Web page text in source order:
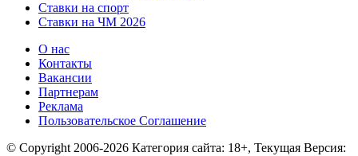
Ставки на спорт
Ставки на ЧМ 2026
О нас
Контакты
Вакансии
Партнерам
Реклама
Пользовательское Соглашение
© Copyright 2006-2026 Категория сайта: 18+, Текущая Версия: